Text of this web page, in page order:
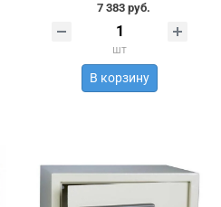
7 383 руб.
шт
В корзину